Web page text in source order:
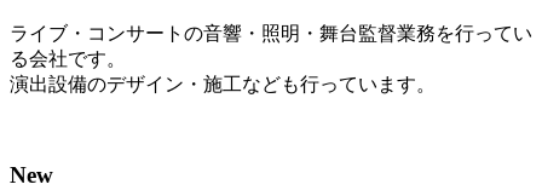
ライブ・コンサートの音響・照明・舞台監督業務を行ってい
る会社です。
演出設備のデザイン・施工なども行っています。
New